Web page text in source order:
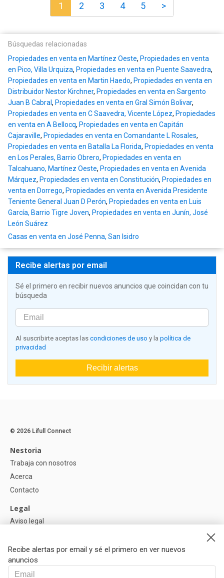
1 2 3 4 5 >
Búsquedas relacionadas
Propiedades en venta en Martínez Oeste, Propiedades en venta
en Pico, Villa Urquiza, Propiedades en venta en Puente Saavedra,
Propiedades en venta en Martin Haedo, Propiedades en venta en
Distribuidor Nestor Kirchner, Propiedades en venta en Sargento
Juan B Cabral, Propiedades en venta en Gral Simón Bolivar,
Propiedades en venta en C Saavedra, Vicente López, Propiedades
en venta en A Bellocq, Propiedades en venta en Capitán
Cajaraville, Propiedades en venta en Comandante L Rosales,
Propiedades en venta en Batalla La Florida, Propiedades en venta
en Los Perales, Barrio Obrero, Propiedades en venta en
Talcahuano, Martínez Oeste, Propiedades en venta en Avenida
Márquez, Propiedades en venta en Constitución, Propiedades en
venta en Dorrego, Propiedades en venta en Avenida Presidente
Teniente General Juan D Perón, Propiedades en venta en Luis
García, Barrio Tigre Joven, Propiedades en venta en Junín, José
León Suárez
Casas en venta en José Penna, San Isidro
Recibe alertas por email
Sé el primero en recibir nuevos anuncios que coincidan con tu
búsqueda
Al suscribirte aceptas las condiciones de uso y la política de
privacidad
Recibir alertas
Recibe alertas por email y sé el primero en ver nuevos
anuncios
© 2026 Lifull Connect
Nestoria
Trabaja con nosotros
Acerca
Contacto
Legal
Aviso legal
Política de Cookies
Ayuda